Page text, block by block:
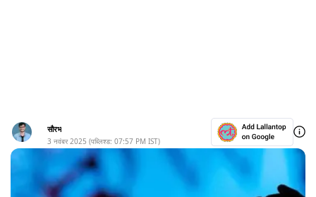
सौरभ
3 नवंबर 2025 (पब्लिश्ड: 07:57 PM IST)